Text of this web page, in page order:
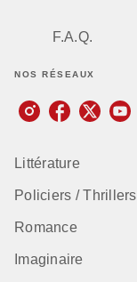
F.A.Q.
NOS RÉSEAUX
Littérature
Policiers / Thrillers
Romance
Imaginaire